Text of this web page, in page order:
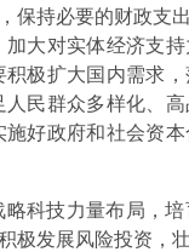
保持必要的财政支
大对实体经济支
极扩大国内需求
民群众多样化、
好政府和社会资
科技力量布局，
极发展风险投资，壮